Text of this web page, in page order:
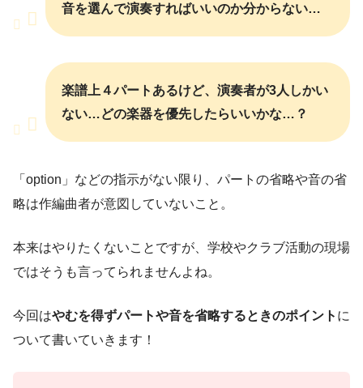
音を選んで演奏すればいいのか分からない…
楽譜上４パートあるけど、演奏者が3人しかい
ない…どの楽器を優先したらいいかな…？
「option」などの指示がない限り、パートの省略や音の省
略は作編曲者が意図していないこと。
本来はやりたくないことですが、学校やクラブ活動の現場
ではそうも言ってられませんよね。
今回はやむを得ずパートや音を省略するときのポイント に
ついて書いていきます！